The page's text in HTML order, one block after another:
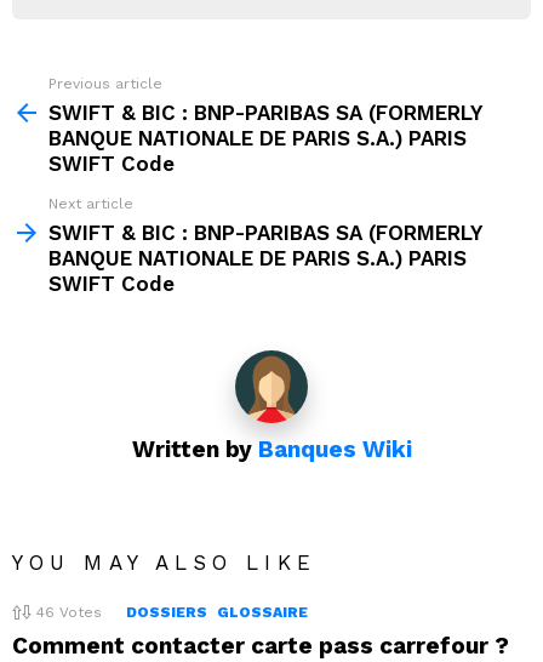
more
Previous article
SWIFT & BIC : BNP-PARIBAS SA (FORMERLY
BANQUE NATIONALE DE PARIS S.A.) PARIS
SWIFT Code
Next article
SWIFT & BIC : BNP-PARIBAS SA (FORMERLY
BANQUE NATIONALE DE PARIS S.A.) PARIS
SWIFT Code
Written by Banques Wiki
YOU MAY ALSO LIKE
46 Votes DOSSIERS GLOSSAIRE
Comment contacter carte pass carrefour ?